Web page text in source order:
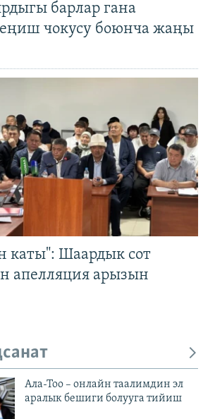
барлар гана
чокусу боюнча жаңы
каты": Шаардык сот
апелляция арызын
Ала-Тоо – онлайн таалимдин эл
аралык бешиги болууга тийиш